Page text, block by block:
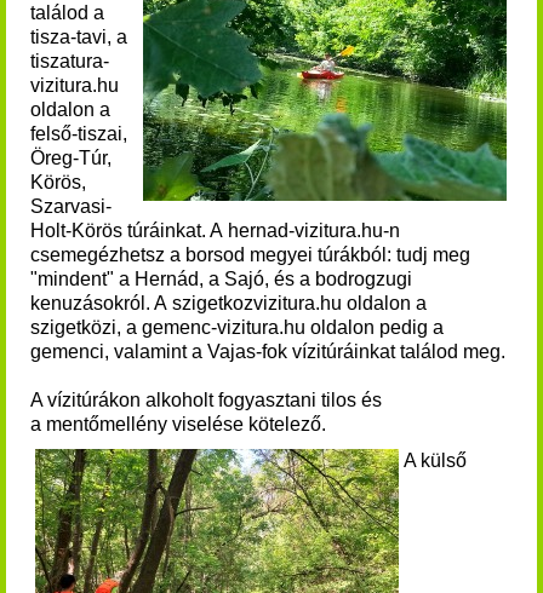
találod a
tisza-tavi, a
tiszatura-
vizitura.hu
oldalon a
felső-tiszai,
Öreg-Túr,
Körös,
Szarvasi-
Holt-Körös túráinkat. A hernad-vizitura.hu-n
csemegézhetsz a borsod megyei túrákból: tudj meg
"mindent" a Hernád, a Sajó, és a bodrogzugi
kenuzásokról. A szigetkozvizitura.hu oldalon a
szigetközi, a gemenc-vizitura.hu oldalon pedig a
gemenci, valamint a Vajas-fok vízitúráinkat találod meg.
A vízitúrákon a lkoholt fogyasztani tilos és
a mentőmellény viselése kötelező.
A külső